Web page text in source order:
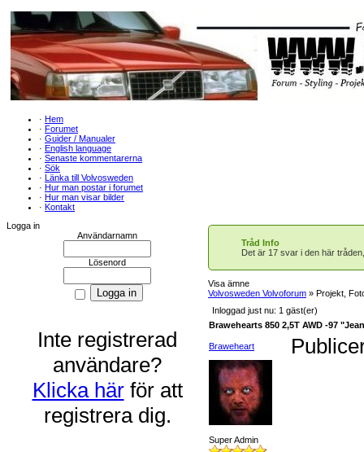
· Hem
· Forumet
· Guider / Manualer
· English language
· Senaste kommentarerna
· Sök
· Länka till Volvosweden
· Hur man postar i forumet
· Hur man visar bilder
· Kontakt
Logga in
Användarnamn
Lösenord
Inte registrerad
användare?
Klicka härför att
registrera dig.
Tråd Info
Det är 17 svar i den här
Visa ämne
Volvosweden Volvoforum » Projekt,
Inloggad just nu: 1 gäst(er)
Brawehearts 850 2,5T AWD -97
Braweheart
Super Admin